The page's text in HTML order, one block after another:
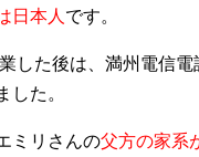
日本人です。
した後は、満州電信
した。
ミリさんの父方の家系